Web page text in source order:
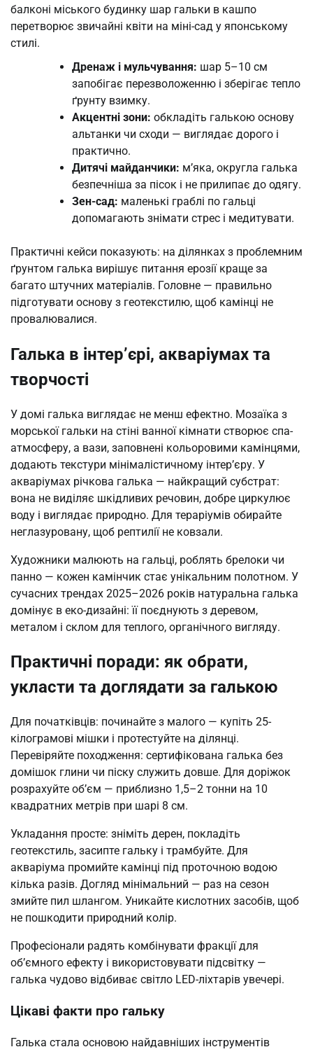
балконі міського будинку шар гальки в кашпо
перетворює звичайні квіти на міні-сад у японському
стилі.
Дренаж і мульчування: шар 5–10 см
запобігає перезволоженню і зберігає тепло
ґрунту взимку.
Акцентні зони: обкладіть галькою основу
альтанки чи сходи — виглядає дорого і
практично.
Дитячі майданчики: м’яка, округла галька
безпечніша за пісок і не прилипає до одягу.
Зен-сад: маленькі граблі по гальці
допомагають знімати стрес і медитувати.
Практичні кейси показують: на ділянках з проблемним
ґрунтом галька вирішує питання ерозії краще за
багато штучних матеріалів. Головне — правильно
підготувати основу з геотекстилю, щоб камінці не
провалювалися.
Галька в інтер’єрі, акваріумах та
творчості
У домі галька виглядає не менш ефектно. Мозаїка з
морської гальки на стіні ванної кімнати створює спа-
атмосферу, а вази, заповнені кольоровими камінцями,
додають текстури мінімалістичному інтер’єру. У
акваріумах річкова галька — найкращий субстрат:
вона не виділяє шкідливих речовин, добре циркулює
воду і виглядає природно. Для тераріумів обирайте
неглазуровану, щоб рептилії не ковзали.
Художники малюють на гальці, роблять брелоки чи
панно — кожен камінчик стає унікальним полотном. У
сучасних трендах 2025–2026 років натуральна галька
домінує в еко-дизайні: її поєднують з деревом,
металом і склом для теплого, органічного вигляду.
Практичні поради: як обрати,
укласти та доглядати за галькою
Для початківців: починайте з малого — купіть 25-
кілограмові мішки і протестуйте на ділянці.
Перевіряйте походження: сертифікована галька без
домішок глини чи піску служить довше. Для доріжок
розрахуйте об’єм — приблизно 1,5–2 тонни на 10
квадратних метрів при шарі 8 см.
Укладання просте: зніміть дерен, покладіть
геотекстиль, засипте гальку і трамбуйте. Для
акваріума промийте камінці під проточною водою
кілька разів. Догляд мінімальний — раз на сезон
змийте пил шлангом. Уникайте кислотних засобів, щоб
не пошкодити природний колір.
Професіонали радять комбінувати фракції для
об’ємного ефекту і використовувати підсвітку —
галька чудово відбиває світло LED-ліхтарів увечері.
Цікаві факти про гальку
Галька стала основою найдавніших інструментів